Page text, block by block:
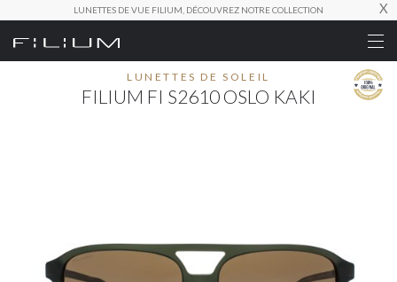
LUNETTES DE VUE FILIUM, DÉCOUVREZ NOTRE COLLECTION X
LUNETTES DE SOLEIL
FILIUM FI S2610 OSLO KAKI